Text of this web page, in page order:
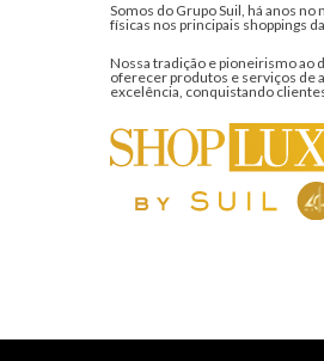
Somos do Grupo Suil, há anos no
físicas nos principais shoppings
Nossa tradição e pioneirismo ao
oferecer produtos e serviços de
excelência, conquistando